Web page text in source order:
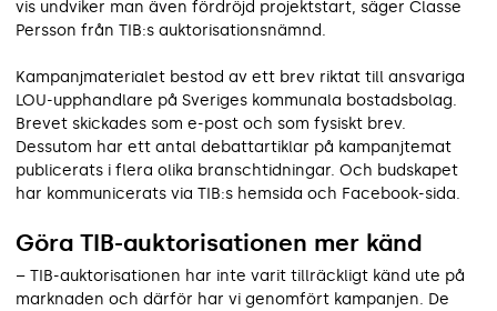
vis undviker man även fördröjd projektstart, säger Classe
Persson från TIB:s auktorisationsnämnd.
Kampanjmaterialet bestod av ett brev riktat till ansvariga
LOU-upphandlare på Sveriges kommunala bostadsbolag.
Brevet skickades som e-post och som fysiskt brev.
Dessutom har ett antal debattartiklar på kampanjtemat
publicerats i flera olika branschtidningar. Och budskapet
har kommunicerats via TIB:s hemsida och Facebook-sida.
Göra TIB-auktorisationen mer känd
– TIB-auktorisationen har inte varit tillräckligt känd ute på
marknaden och därför har vi genomfört kampanjen. De